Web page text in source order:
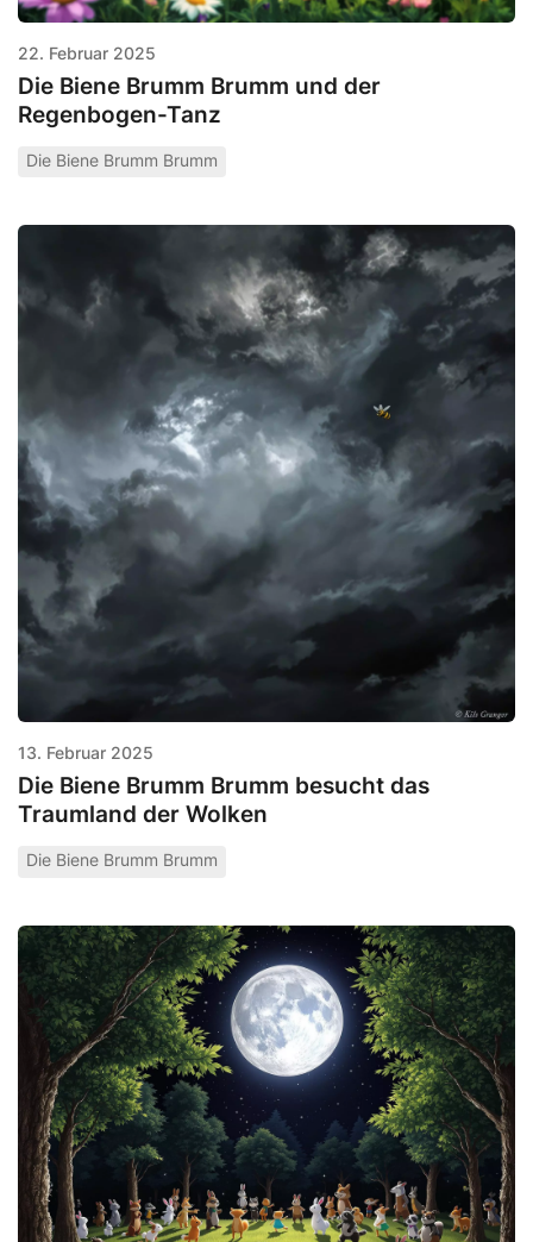
22. Februar 2025
Die Biene Brumm Brumm und der
Regenbogen-Tanz
Die Biene Brumm Brumm
13. Februar 2025
Die Biene Brumm Brumm besucht das
Traumland der Wolken
Die Biene Brumm Brumm